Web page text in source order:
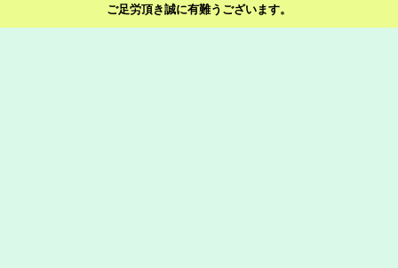
ご足労頂き誠に有難うございます。